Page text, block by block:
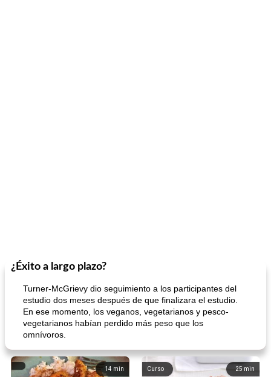
¿Éxito a largo plazo?
Turner-McGrievy dio seguimiento a los participantes del
estudio dos meses después de que finalizara el estudio.
En ese momento, los veganos, vegetarianos y pesco-
vegetarianos habían perdido más peso que los
omnívoros.
14 min 25 min
Curso